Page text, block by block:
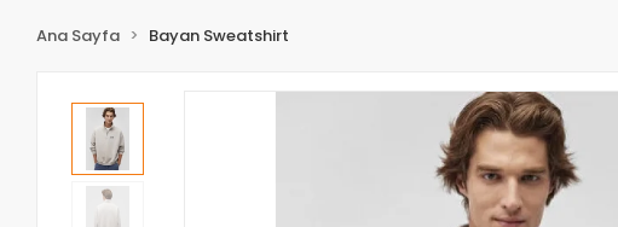
Ana Sayfa Bayan Sweatshirt